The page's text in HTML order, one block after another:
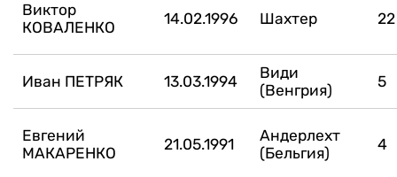
Виктор
КОВАЛЕНКО
14.02.1996 Шахтер 22
Иван ПЕТРЯК 13.03.1994
Види
(Венгрия)
5
Евгений
МАКАРЕНКО
21.05.1991
Андерлехт
(Бельгия)
4